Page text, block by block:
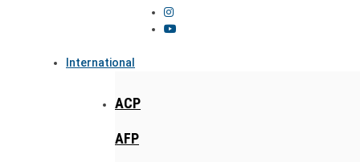
International
ACP
AFP